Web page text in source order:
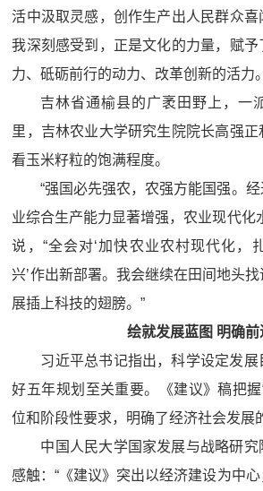
活中汲取灵感，创作生产出人民群众喜
我深刻感受到，正是文化的力量，赋
力、砥砺前行的动力、改革创新的活力
吉林省通榆县的广袤田野上，一
里，吉林农业大学研究生院院长高强
看玉米籽粒的饱满程度。
“强国必先强农，农强方能国强。
业综合生产能力显著增强，农业现代化
说，“全会对‘加快农业农村现代化，
兴’作出新部署。我会继续在田间地头
展插上科技的翅膀。”
绘就发展蓝图 明确前
习近平总书记指出，科学设定发
好五年规划至关重要。《建议》稿把握
位和阶段性要求，明确了经济社会发展
中国人民大学国家发展与战略研
感触：“《建议》突出以经济建设为中